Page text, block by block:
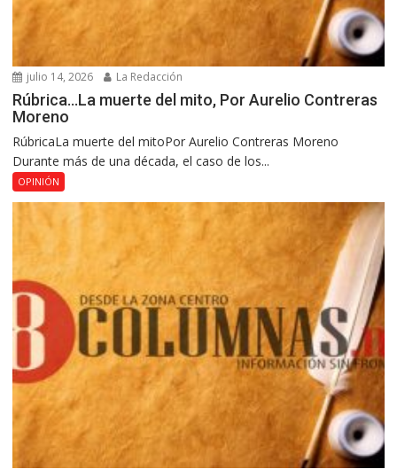
julio 14, 2026 La Redacción
Rúbrica…La muerte del mito, Por Aurelio Contreras
Moreno
RúbricaLa muerte del mitoPor Aurelio Contreras Moreno
Durante más de una década, el caso de los...
OPINIÓN